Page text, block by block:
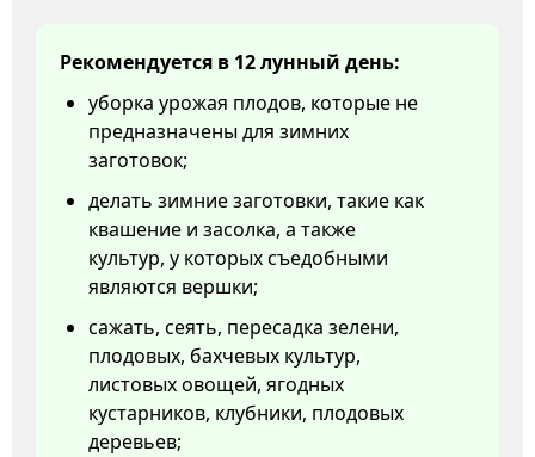
Рекомендуется в 12 лунный день:
уборка урожая плодов, которые не
предназначены для зимних
заготовок;
делать зимние заготовки, такие как
квашение и засолка, а также
культур, у которых съедобными
являются вершки;
сажать, сеять, пересадка зелени,
плодовых, бахчевых культур,
листовых овощей, ягодных
кустарников, клубники, плодовых
деревьев;